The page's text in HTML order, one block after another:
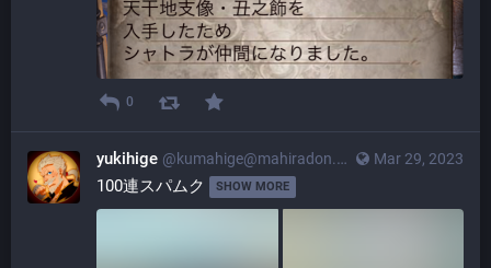
0
Mar 29, 2023
yukihige @kumahige@mahiradon.com
100連スパムク SHOW MORE